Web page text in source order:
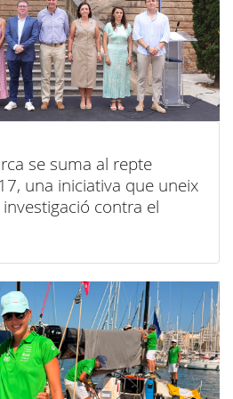
se suma al repte
una iniciativa que uneix
contra el